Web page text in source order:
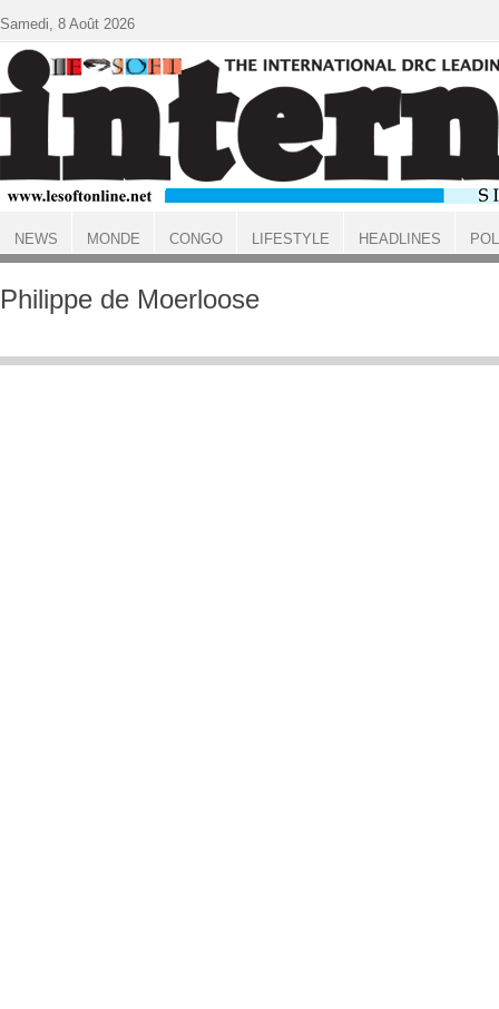
ACCUEIL
Philippe de Moerloose
Samedi, 8 Août 2026
NEWS MONDE CONGO LIFESTYLE HEADLINES